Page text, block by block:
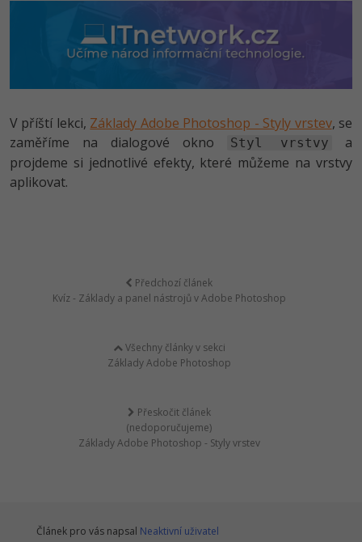
V příští lekci, Základy Adobe Photoshop - Styly vrstev, se
zaměříme na dialogové okno
Styl vrstvy
a
projdeme si jednotlivé efekty, které můžeme na vrstvy
aplikovat.
Předchozí článek
Kvíz - Základy a panel nástrojů v Adobe Photoshop
Všechny články v sekci
Základy Adobe Photoshop
Přeskočit článek
(nedoporučujeme)
Základy Adobe Photoshop - Styly vrstev
Článek pro vás napsal Neaktivní uživatel